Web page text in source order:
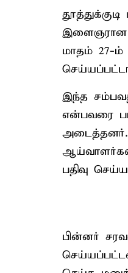
மாதம் 27-ம்
இந்த
என்பவரை
அடைத்தனர்.
பதிவு
பின்னர்